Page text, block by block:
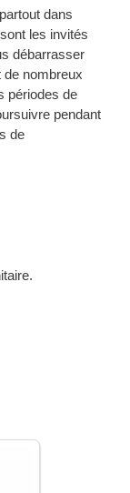
dans
les invités
débarrasser
nombreux
périodes de
pendant
de